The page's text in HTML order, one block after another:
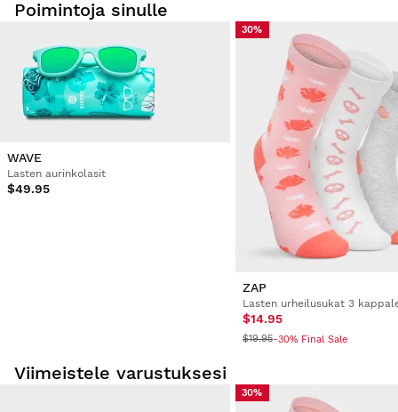
Poimintoja sinulle
WAVE
Lasten aurinkolasit
$49.95
30%
ZAP
$14.95
$19.95-30% Final Sale
Viimeistele varustuksesi
30%